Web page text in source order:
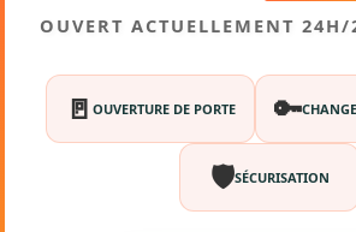
OUVERT ACTUELLEMENT
🚪 OUVERTURE DE PORTE 🔑
🛡️SÉCURISATION